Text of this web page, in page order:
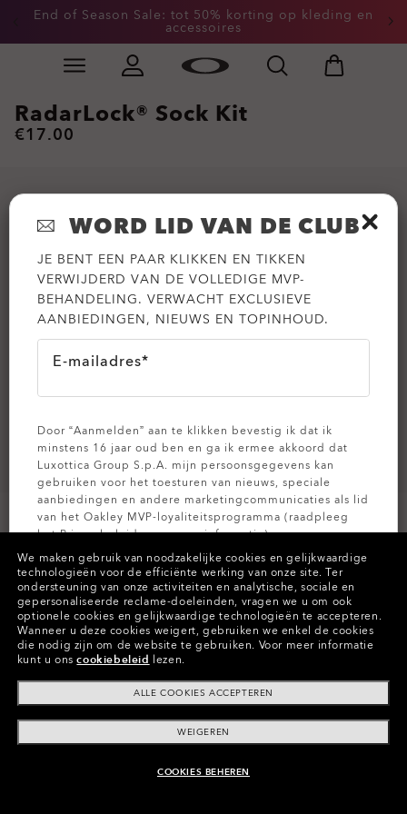
Skip to
End of Season Sale: tot 50% korting op kleding en
accessoires
Slide 2 of 3. End of Season Sale: tot 50% korting op
AAN WINKELMAND TOEVOEGEN
RadarLock® Sock Kit
€17.00
Kleuren (8) Slate
Betaal na verloop van tijd
We maken gebruik van noodzakelijke cookies en gelijkwaardige
technologieën voor de efficiënte werking van onze site. Ter
ondersteuning van onze activiteiten en analytische, sociale en
gepersonaliseerde reclame-doeleinden, vragen we u om ook
optionele cookies en gelijkwaardige technologieën te accepteren.
Wanneer u deze cookies weigert, gebruiken we enkel de cookies
die nodig zijn om de website te gebruiken. Voor meer informatie
kunt u onscookiebeleid lezen.
ALLE COOKIES ACCEPTEREN
WEIGEREN
COOKIES BEHEREN
WORD LID VAN DE CLUB
JE BENT EEN PAAR KLIKKEN EN TIKKEN
VERWIJDERD VAN DE VOLLEDIGE MVP-
BEHANDELING. VERWACHT EXCLUSIEVE
AANBIEDINGEN, NIEUWS EN TOPINHOUD.
E-mailadres*
Door “Aanmelden” aan te klikken bevestig ik dat ik
minstens 16 jaar oud ben en ga ik ermee akkoord dat
Luxottica Group S.p.A. mijn persoonsgegevens kan
gebruiken voor het toesturen van nieuws, speciale
aanbiedingen en andere marketingcommunicaties als lid
van het Oakley MVP-loyaliteitsprogramma (raadpleeg
hetPrivacybeleidvoor meer informatie).
AANMELDEN